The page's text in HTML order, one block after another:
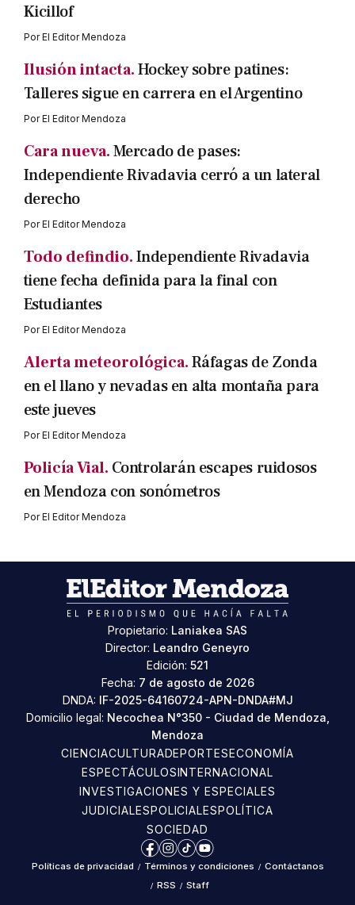
Kicillof
PorEl Editor Mendoza
Ilusión intacta.Hockey sobre patines:
Talleres sigue en carrera en el Argentino
PorEl Editor Mendoza
Cara nueva.Mercado de pases:
Independiente Rivadavia cerró a un lateral
derecho
PorEl Editor Mendoza
Todo defindio.Independiente Rivadavia
tiene fecha definida para la final con
Estudiantes
PorEl Editor Mendoza
Alerta meteorológica.Ráfagas de Zonda
en el llano y nevadas en alta montaña para
este jueves
PorEl Editor Mendoza
Policía Vial. Controlarán escapes ruidosos
en Mendoza con sonómetros
PorEl Editor Mendoza
Propietario: Laniakea SAS
Director: Leandro Geneyro
Edición: 521
Fecha: 7 de agosto de 2026
DNDA: IF-2025-64160724-APN-DNDA#MJ
Domicilio legal: Necochea N°350 - Ciudad de Mendoza,
Mendoza
CIENCIACULTURADEPORTESECONOMÍA
ESPECTÁCULOSINTERNACIONAL
INVESTIGACIONES Y ESPECIALES
JUDICIALESPOLICIALESPOLÍTICA
SOCIEDAD
Facebook
Instagram
TikTokYouTube
Políticas de privacidad / Términos y condiciones / Contáctanos
/ RSS / Staff